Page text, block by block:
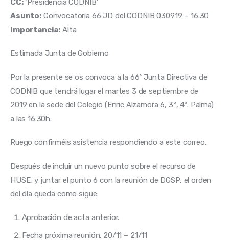
Asunto: Convocatoria 66 JD del CODNIB 030919 – 16.30
Importancia: Alta
Estimada Junta de Gobierno
Por la presente se os convoca a la 66ª Junta Directiva de
CODNIB que tendrá lugar el martes 3 de septiembre de
2019 en la sede del Colegio (Enric Alzamora 6, 3º, 4ª. Palma)
a las 16.30h.
Ruego confirméis asistencia respondiendo a este correo.
Después de incluir un nuevo punto sobre el recurso de
HUSE, y juntar el punto 6 con la reunión de DGSP, el orden
del día queda como sigue:
Aprobación de acta anterior.
Fecha próxima reunión. 20/11 – 21/11